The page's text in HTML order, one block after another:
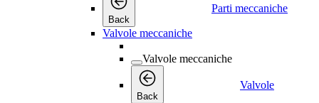
Back
Parti meccaniche
Valvole meccaniche
Valvole meccaniche
Back
Valvole